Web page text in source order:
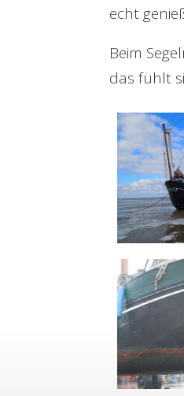
echt
Beim
das fühlt